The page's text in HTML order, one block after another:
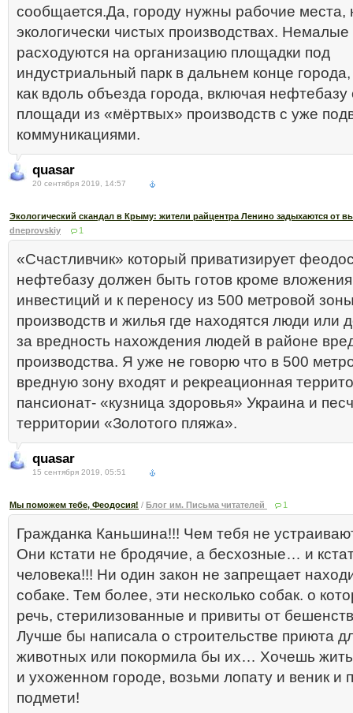
сообщается.Да, городу нужны рабочие места,
экологически чистых производствах. Немалые
расходуются на организацию площадки под
индустриальный парк в дальнем конце
как вдоль объезда города, включая
площади из «мёртвых» производств с уже
коммуникациями.
quasar
20 сентября 2019, 14:57
Экологический скандал в Крыму: жители райцентра Ленино задыхаются от
dneprovskiy
1
«Счастливчик» который приватизирует
нефтебазу должен быть готов кроме
инвестиций и к переносу из 500 метровой
производств и жилья где находятся люди или
за вредность нахождения людей в районе
производства. Я уже не говорю что в 500
вредную зону входят и рекреационная
пансионат- «кузница здоровья» Украина и
территории «Золотого пляжа».
quasar
15 сентября 2019, 05:51
Мы поможем тебе, Феодосия! / Блог им. Письма читателей 1
Гражданка Каньшина!!! Чем тебя не
Они кстати не бродячие, а бесхозные… и
человека!!! Ни один закон не запрещает
собаке. Тем более, эти несколько собак. о
речь, стерилизованные и привиты от
Лучше бы написала о строительстве приюта
животных или покормила бы их… Хочешь
и ухоженном городе, возьми лопату и веник и
подмети!